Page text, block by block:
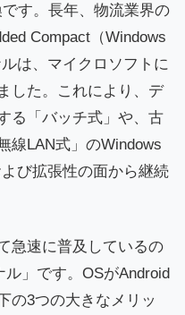
す。長年、物流業界の
Compact（Windows
は、マイクロソフトに
した。これにより、デ
る「バッチ式」や、古
線LAN式」のWindows
び拡張性の面から継続
急速に普及しているの
」です。OSがAndroid
の3つの大きなメリッ